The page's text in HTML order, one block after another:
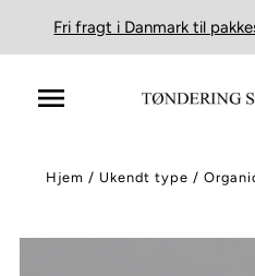
Fri fragt i Danmark til
Hjem / Ukendt type /